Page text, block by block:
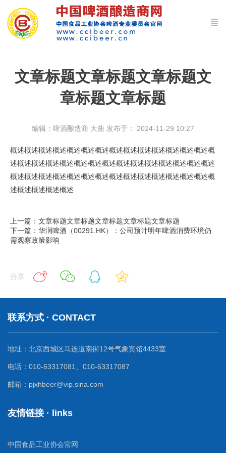
文章标题文章标题文章标题文
章标题文章标题
编辑：啤酒酿造商 大曲 发布于： 2024-11-29 10:27
概述概述概述概述概述概述概述概述概述概述概述概述概述概述概
述概述概述概述概述概述概述概述概述概述概述概述概述概述概述
概述概述概述概述概述概述概述概述概述概述概述概述概述概述概
述概述概述概述概述
上一篇：文章标题文章标题文章标题文章标题文章标题
下一篇：华润啤酒（00291.HK）：公司预计明年啤酒消费环境仍
需观察政策影响
分享
联系方式 · CONTACT
地址：北京西城区马连道南街12号气象宾馆4433室
电话：010-63317081、010-63317087
邮箱：pjxhbeer@vip.sina.com
友情链接 · links
中国食品工业协会官网